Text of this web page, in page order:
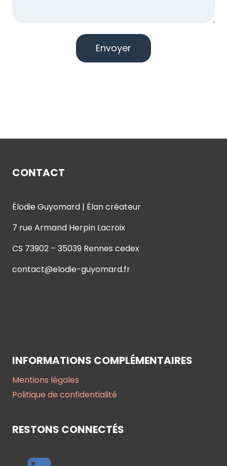
Envoyer
CONTACT
Élodie Guyomard | Élan créateur
7 rue Armand Herpin Lacroix
CS 73902 – 35039 Rennes cedex
contact@elodie-guyomard.fr
INFORMATIONS COMPLÉMENTAIRES
Mentions légales
Politique de confidentialité
RESTONS CONNECTÉS